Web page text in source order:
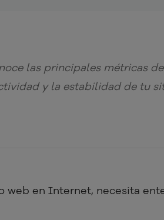
las principales métricas
y la estabilidad de tu
web en Internet, necesita